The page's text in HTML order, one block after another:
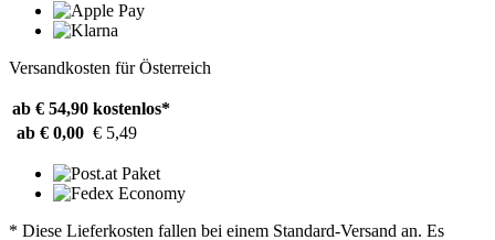
Versandkosten für Österreich
ab € 54,90 kostenlos*
ab € 0,00 € 5,49
* Diese Lieferkosten fallen bei einem Standard-Versand an. Es